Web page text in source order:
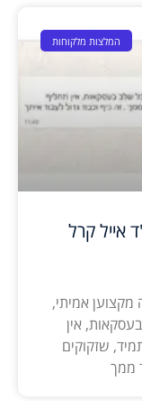
המלצות מלקוחות
אייל קרל
מקצוען אמיתי,
אין
שזקוקים
ממך